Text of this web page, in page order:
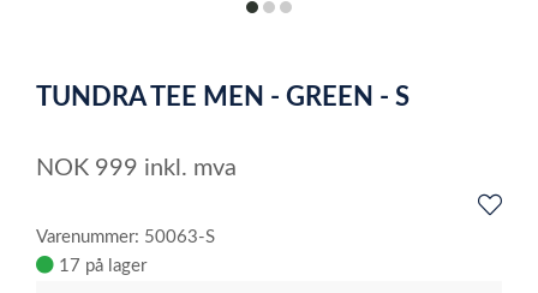
itemitemitem
TUNDRA TEE MEN - GREEN - S
NOK 999 inkl. mva
Varenummer: 50063-S
17 på lager